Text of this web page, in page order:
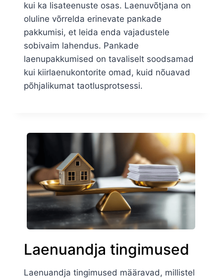
kui ka lisateenuste osas. Laenuvõtjana on
oluline võrrelda erinevate pankade
pakkumisi, et leida enda vajadustele
sobivaim lahendus. Pankade
laenupakkumised on tavaliselt soodsamad
kui kiirlaenukontorite omad, kuid nõuavad
põhjalikumat taotlusprotsessi.
Laenuandja tingimused
Laenuandja tingimused määravad, millistel